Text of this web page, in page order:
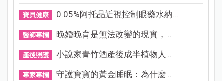
寶貝健康 0.05%阿托品近視控制眼藥水納...
醫師專欄 晚婚晚育是無法改變的現實，...
產後照護 小說家青竹酒產後成半植物人...
專家專欄 守護寶寶的黃金睡眠：為什麼...